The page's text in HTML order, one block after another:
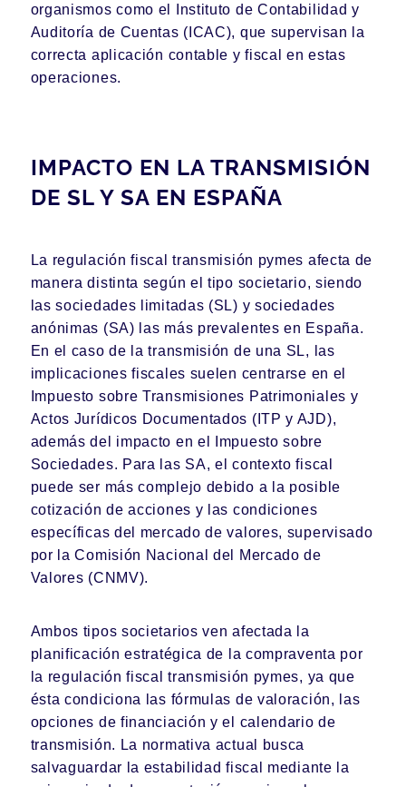
organismos como el Instituto de Contabilidad y
Auditoría de Cuentas (ICAC), que supervisan la
correcta aplicación contable y fiscal en estas
operaciones.
IMPACTO EN LA TRANSMISIÓN
DE SL Y SA EN ESPAÑA
La regulación fiscal transmisión pymes afecta de
manera distinta según el tipo societario, siendo
las sociedades limitadas (SL) y sociedades
anónimas (SA) las más prevalentes en España.
En el caso de la transmisión de una SL, las
implicaciones fiscales suelen centrarse en el
Impuesto sobre Transmisiones Patrimoniales y
Actos Jurídicos Documentados (ITP y AJD),
además del impacto en el Impuesto sobre
Sociedades. Para las SA, el contexto fiscal
puede ser más complejo debido a la posible
cotización de acciones y las condiciones
específicas del mercado de valores, supervisado
por la Comisión Nacional del Mercado de
Valores (CNMV).
Ambos tipos societarios ven afectada la
planificación estratégica de la compraventa por
la regulación fiscal transmisión pymes, ya que
ésta condiciona las fórmulas de valoración, las
opciones de financiación y el calendario de
transmisión. La normativa actual busca
salvaguardar la estabilidad fiscal mediante la